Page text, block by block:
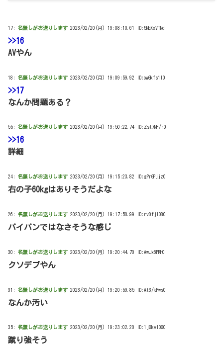
17: 名無しがお送りします 2023/02/20(月) 19:08:10.61 ID:5NbXxVTNd
>>16
AVやん
18: 名無しがお送りします 2023/02/20(月) 19:09:59.92 ID:owGkfs1l0
>>17
なんか問題ある？
55: 名無しがお送りします 2023/02/20(月) 19:50:22.74 ID:Zst7NF/r0
>>16
詳細
24: 名無しがお送りします 2023/02/20(月) 19:15:23.82 ID:gPrGPjjz0
右の子60kgはありそうだよな
26: 名無しがお送りします 2023/02/20(月) 19:17:50.99 ID:rv0fj+O80
パイパンではなさそうな感じ
30: 名無しがお送りします 2023/02/20(月) 19:20:44.70 ID:AwJx6PRH0
クソデブやん
31: 名無しがお送りします 2023/02/20(月) 19:20:59.85 ID:At3/kPws0
なんか汚い
35: 名無しがお送りします 2023/02/20(月) 19:23:02.20 ID:1jXkvlOX0
蹴り強そう